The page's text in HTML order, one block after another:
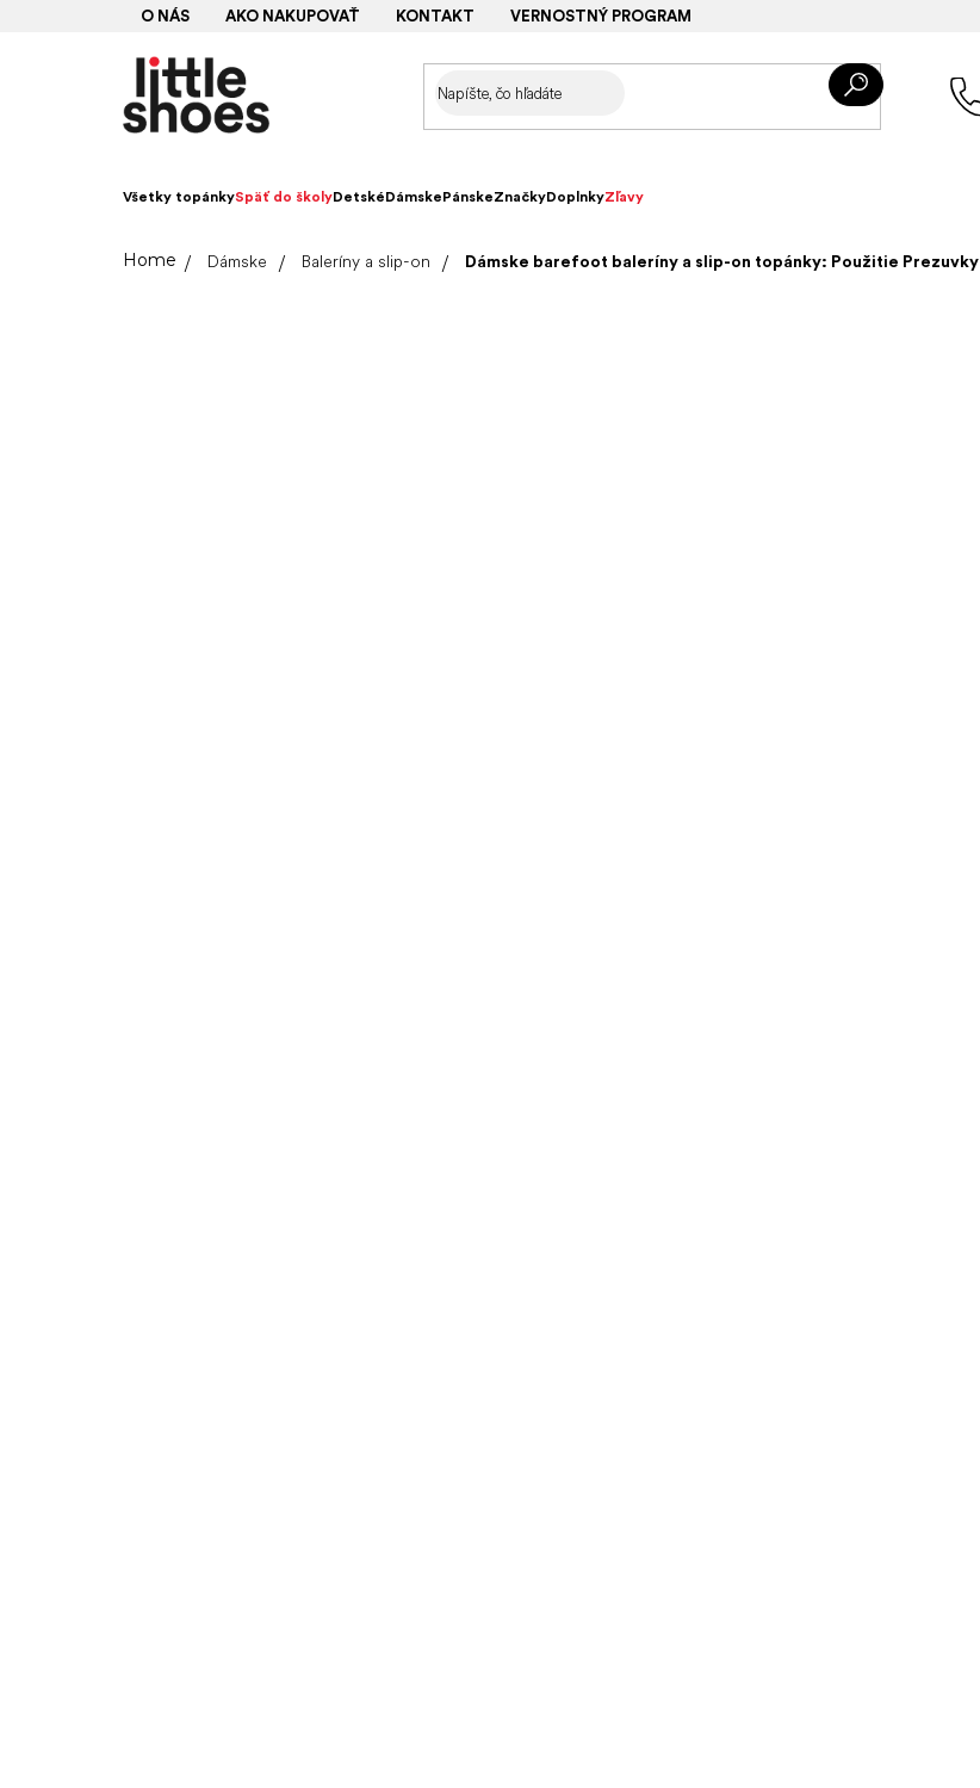
O NÁS AKO NAKUPOVAŤ KONTAKT VERNOSTNÝ PROGRAM
Všetky topánkySpäť do školyDetskéDámskePánskeZnačkyDoplnkyZľavy
DomovDámske Baleríny a slip-on Dámske barefoot baleríny a slip-on topánky: Použitie Prezuvky